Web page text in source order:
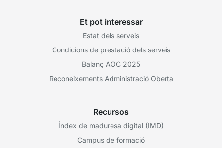
Et pot interessar
Estat dels serveis
Condicions de prestació dels serveis
Balanç AOC 2025
Reconeixements Administració Oberta
Recursos
Índex de maduresa digital (IMD)
Campus de formació